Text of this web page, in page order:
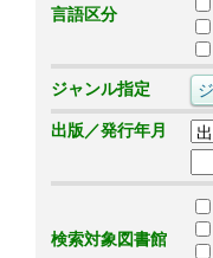
言語区分
ジャンル指定
出版／発行年月
検索対象図書館